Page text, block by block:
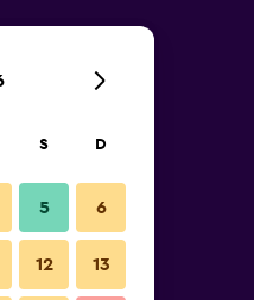
S D
5 6
12 13